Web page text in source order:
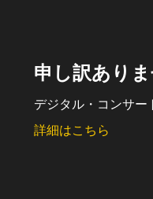
申し訳あり
デジタル・コンサー
詳細はこちら